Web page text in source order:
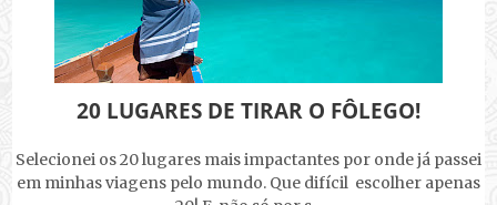
20 LUGARES DE TIRAR O FÔLEGO!
Selecionei os 20 lugares mais impactantes por onde já passei
em minhas viagens pelo mundo. Que difícil escolher apenas